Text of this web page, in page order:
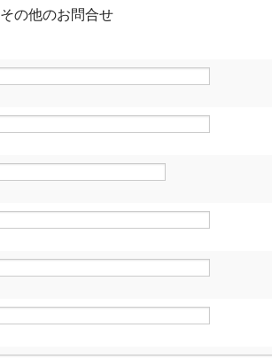
その他のお問合せ